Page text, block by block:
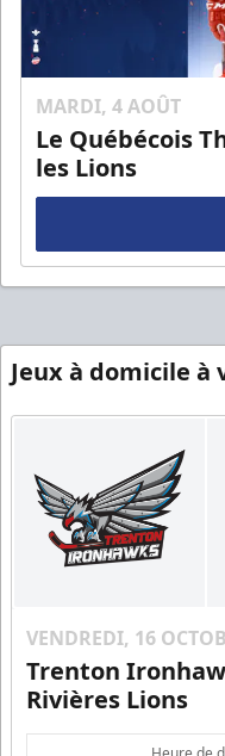
MARDI, 4 AOÛT
Le Québécois
les Lions
Jeux à domicile à
VENDREDI, 16
Trenton
Rivières Lions